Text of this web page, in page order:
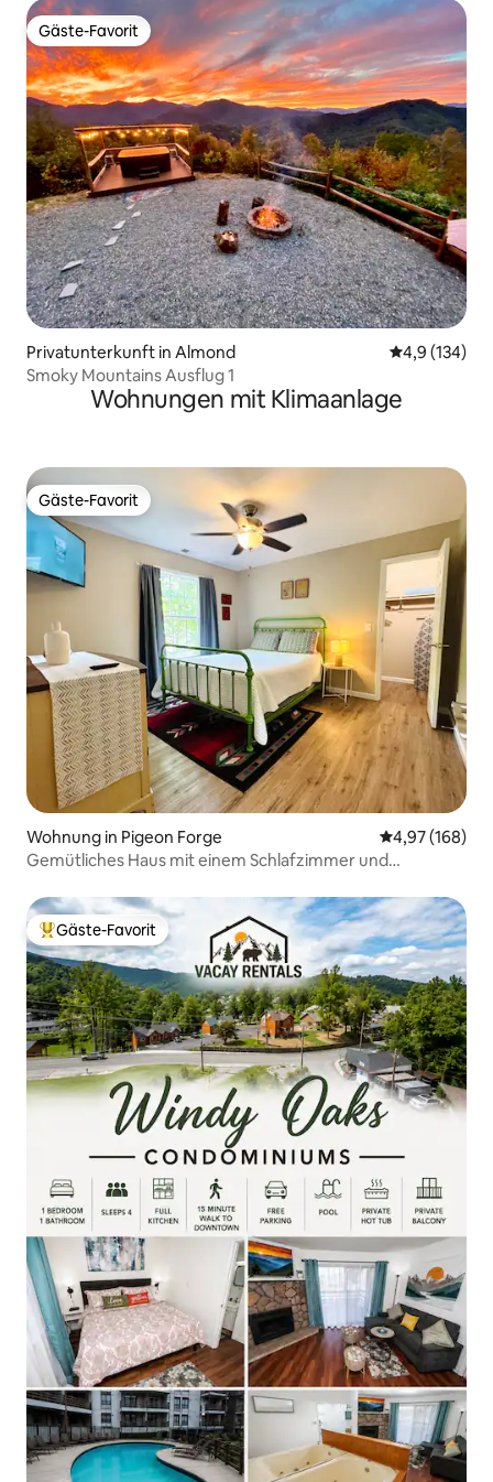
Gäste-Favorit
Gäste-Favorit
Privatunterkunft in Almond
4,9 (134)
Smoky Mountains Ausflug 1
Wohnungen mit Klimaanlage
Gäste-Favorit
Gäste-Favorit
Wohnung in Pigeon Forge
4,97 (168)
Gemütliches Haus mit einem Schlafzimmer und
Beliebter Gäste-Favorit.
Gäste-Favorit